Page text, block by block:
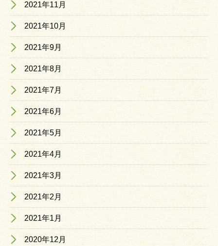
2021年11月
2021年10月
2021年9月
2021年8月
2021年7月
2021年6月
2021年5月
2021年4月
2021年3月
2021年2月
2021年1月
2020年12月